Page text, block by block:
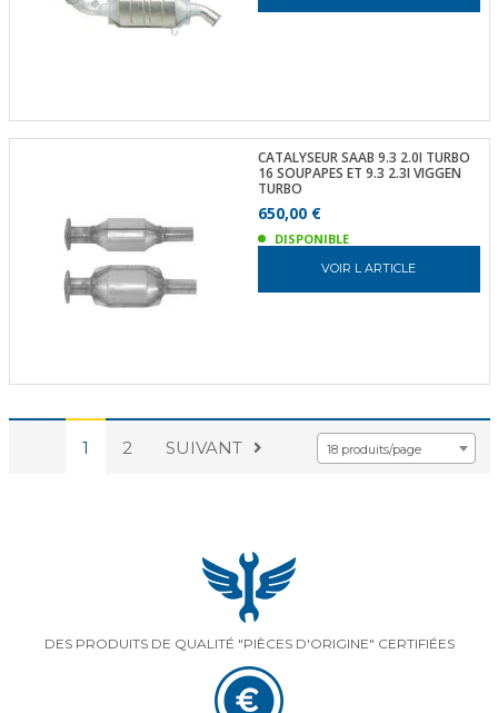
CATALYSEUR SAAB 9.3 2.0I TURBO
16 SOUPAPES ET 9.3 2.3I VIGGEN
TURBO
650,00 €
DISPONIBLE
VOIR L ARTICLE
1 2 SUIVANT 18 produits/page
DES PRODUITS DE QUALITÉ "PIÈCES D'ORIGINE" CERTIFIÉES